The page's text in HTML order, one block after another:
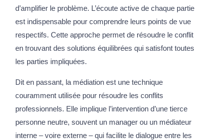
d’amplifier le problème. L’écoute active de chaque partie
est indispensable pour comprendre leurs points de vue
respectifs. Cette approche permet de résoudre le conflit
en trouvant des solutions équilibrées qui satisfont toutes
les parties impliquées.
Dit en passant, la médiation est une technique
couramment utilisée pour résoudre les conflits
professionnels. Elle implique l’intervention d’une tierce
personne neutre, souvent un manager ou un médiateur
interne – voire externe – qui facilite le dialogue entre les